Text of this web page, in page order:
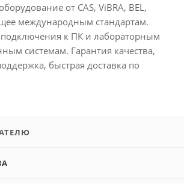
от CAS, ViBRA, BEL,
международным стандартам.
к ПК и лабораторным
системам. Гарантия качества,
быстрая доставка по